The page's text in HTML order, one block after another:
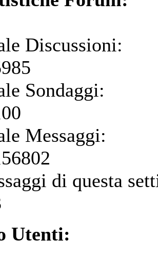
Discussioni:
Sondaggi:
Messaggi:
di questa
Utenti: